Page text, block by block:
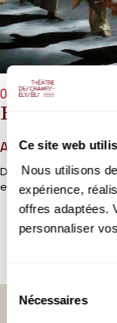
Ce site web
Nous utilisons
expérience,
offres adaptées.
personnaliser
Sélection
Nécessaires
Boston Ballet
08/10/2026 → 11/
Alexander Ekman,
Deux figures
et Akram Khan, au